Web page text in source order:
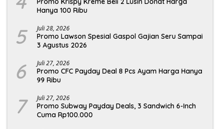
Hanya 100 Ribu
5 Juli 28, 2026
Promo Lawson Spesial Gaspol Gajian Seru Sampai
3 Agustus 2026
6 Juli 27, 2026
Promo CFC Payday Deal 8 Pcs Ayam Harga Hanya
99 Ribu
7 Juli 27, 2026
Promo Subway Payday Deals, 3 Sandwich 6-Inch
Cuma Rp100.000